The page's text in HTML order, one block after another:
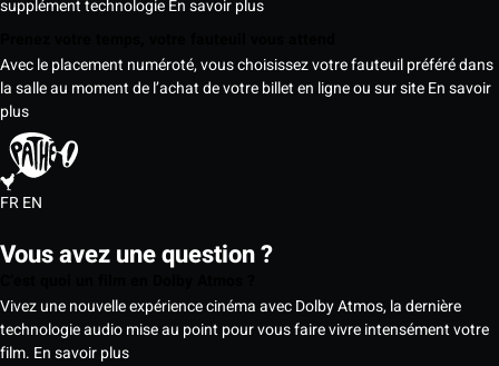
supplément technologieEn savoir plus
Avec le placement numéroté, vous choisissez votre fauteuil préféré dans
la salle au moment de l’achat de votre billet en ligne ou sur siteEn savoir
plus
FREN
Vous avez une question ?
Vivez une nouvelle expérience cinéma avec Dolby Atmos, la dernière
technologie audio mise au point pour vous faire vivre intensément votre
film. En savoir plus